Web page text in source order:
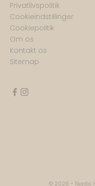
Privatlivspolitik
Cookieindstillinger
Cookiepolitik
Om os
Kontakt os
Sitemap
© 2026 - Nordic